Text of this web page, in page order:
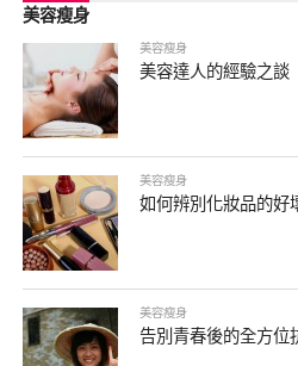
美容瘦身
美容瘦身
美容達人的經驗之談
美容瘦身
如何辨別化妝品的好
美容瘦身
告別青春後的全方位